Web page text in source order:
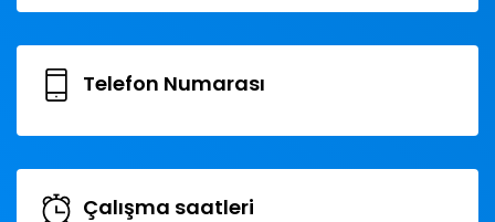
Telefon Numarası
Çalışma saatleri